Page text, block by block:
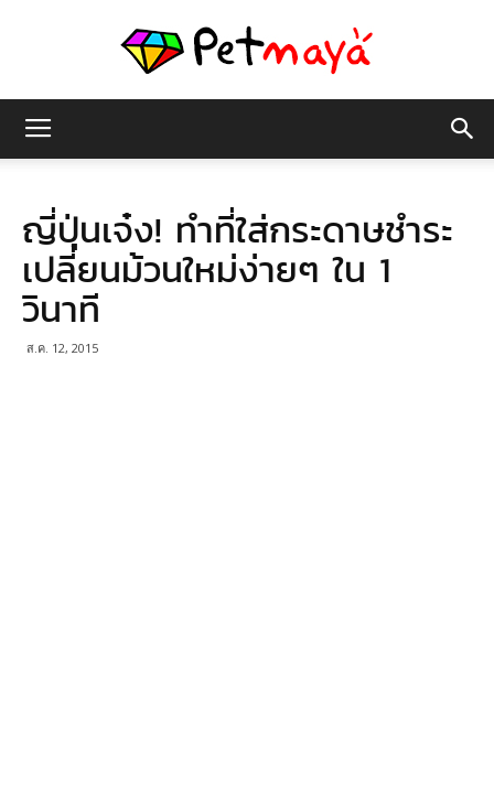
มายา
ญี่ปุ่นเจ๋ง! ทำที่ใส่กระดาษชำระ
เปลี่ยนม้วนใหม่ง่ายๆ ใน 1
วินาที
ส.ค. 12, 2015